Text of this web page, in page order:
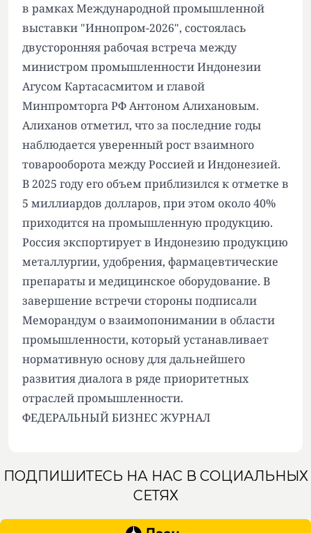
в рамках Международной промышленной
выставки "Иннопром-2026", состоялась
двусторонняя рабочая встреча между
министром промышленности Индонезии
Агусом Картасасмитом и главой
Минпромторга РФ Антоном Алихановым.
Алиханов отметил, что за последние годы
наблюдается уверенный рост взаимного
товарооборота между Россией и Индонезией.
В 2025 году его объем приблизился к отметке в
5 миллиардов долларов, при этом около 40%
приходится на промышленную продукцию.
Россия экспортирует в Индонезию продукцию
металлургии, удобрения, фармацевтические
препараты и медицинское оборудование. В
завершение встречи стороны подписали
Меморандум о взаимопонимании в области
промышленности, который устанавливает
нормативную основу для дальнейшего
развития диалога в ряде приоритетных
отраслей промышленности.
ФЕДЕРАЛЬНЫЙ БИЗНЕС ЖУРНАЛ
ПОДПИШИТЕСЬ НА НАС В СОЦИАЛЬНЫХ
СЕТЯХ